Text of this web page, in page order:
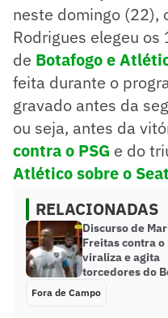
neste domingo (22),
Rodrigues elegeu
de Botafogo e
feita durante o
gravado antes da
ou seja, antes da
contra o PSG e do
Atlético sobre o
RELACIONADAS
Discurso de
Freitas contra o
viraliza e agita
torcedores do
Fora de Campo